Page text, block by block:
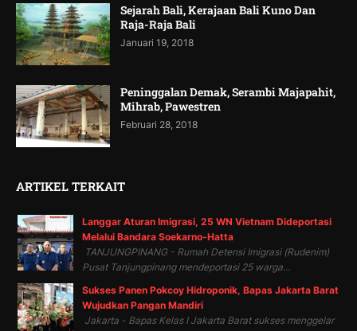
Sejarah Bali, Kerajaan Bali Kuno Dan
Raja-Raja Bali
Januari 19, 2018
Peninggalan Demak, Serambi Majapahit,
Mihrab, Pawestren
Februari 28, 2018
ARTIKEL TERKAIT
Langgar Aturan Imigrasi, 25 WN Vietnam Dideportasi
Melalui Bandara Soekarno-Hatta
TANJUNGPINANG - Rumah Detensi Imigrasi (Rudenim)
Pusat Tanjungpinang mendeportasi 25 warga...
Sukses Panen Pokcoy Hidroponik, Bapas Jakarta Barat
Wujudkan Pangan Mandiri
Jakarta - Bapas Kelas I Jakarta Barat sukses menggelar